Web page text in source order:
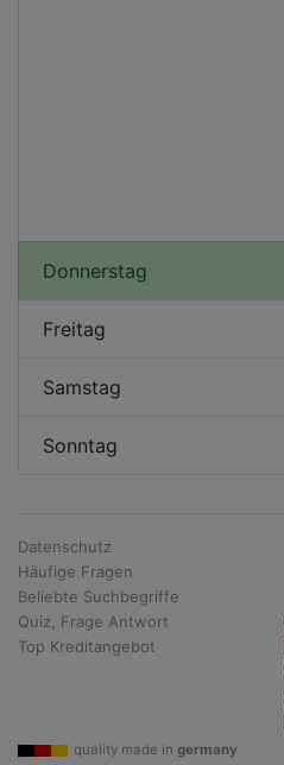
Donnerstag
Freitag
Samstag
Sonntag
Datenschutz
Häufige Fragen
Beliebte Suchbegriffe
Quiz, Frage Antwort
Top Kreditangebot
quality made in germany